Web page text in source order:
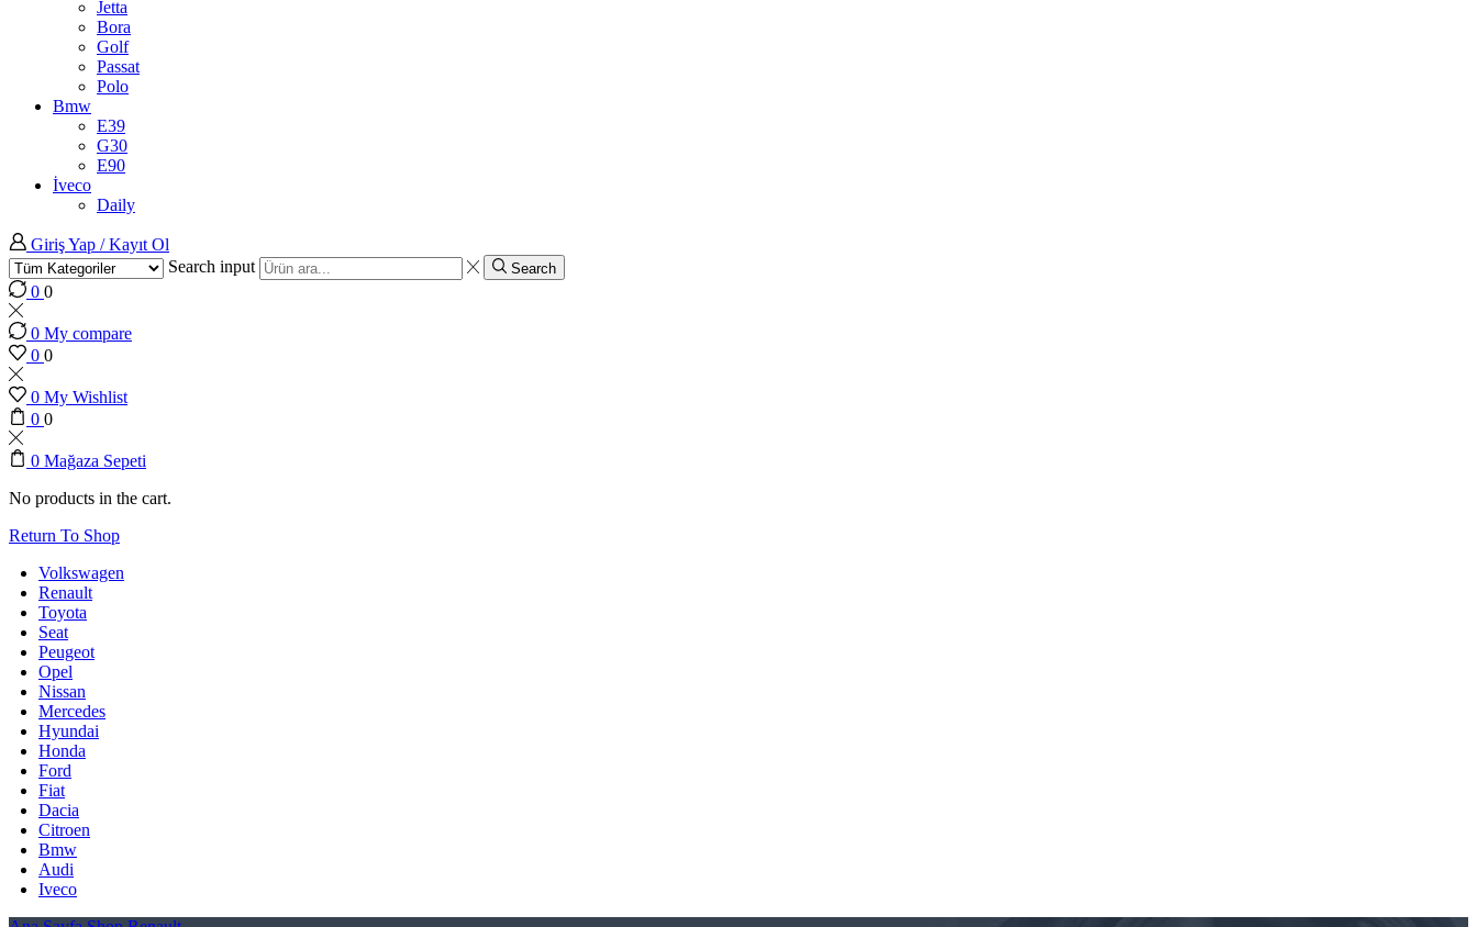
Jetta
Bora
Golf
Passat
Polo
Bmw
E39
G30
E90
İveco
Daily
Giriş Yap / Kayıt Ol
Search input
Search
0 0
0 My compare
0 0
0 My Wishlist
0 0
0 Mağaza Sepeti
No products in the cart.
Return To Shop
Volkswagen
Renault
Toyota
Seat
Peugeot
Opel
Nissan
Mercedes
Hyundai
Honda
Ford
Fiat
Dacia
Citroen
Bmw
Audi
Iveco